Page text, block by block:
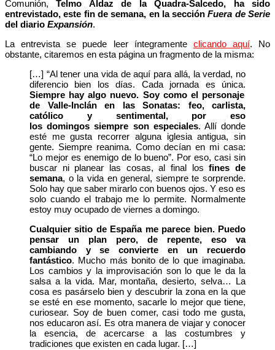
Comunión,Telmo Aldaz de la Quadra-Salcedo, ha sido
entrevistado, este fin de semana, en la secciónFuera de Serie
del diario Expansión.
La entrevista se puede leer íntegramente clicando aquí. No
obstante, citaremos en esta página un fragmento de la misma:
[…] “Al tener una vida de aquí para allá, la verdad, no
diferencio bien los días. Cada jornada es única.
Siempre hay algo nuevo. Soy como el personaje
de Valle-Inclán en las Sonatas: feo, carlista,
católico y sentimental, por eso
los domingos siempre son especiales. Allí donde
esté me gusta recorrer alguna iglesia antigua, sin
gente. Siempre reanima. Como decían en mi casa:
“Lo mejor es enemigo de lo bueno”. Por eso, casi sin
buscar ni planear las cosas, al final los fines de
semana, o la vida en general, siempre te sorprende.
Solo hay que saber mirarlo con buenos ojos. Y eso es
solo cuando el trabajo me lo permite. Normalmente
estoy muy ocupado de viernes a domingo.
Cualquier sitio de España me parece bien. Puedo
pensar un plan pero, de repente, eso va
cambiando y se convierte en un recuerdo
fantástico. Mucho más bonito de lo que imaginaba.
Los cambios y la improvisación son lo que le da la
salsa a la vida. Mar, montaña, desierto, selva… La
cosa es pasárselo bien y descubrir la zona en la que
se esté en ese momento, sacarle lo mejor que tiene,
curiosear. Soy de buen comer, casi todo me gusta,
nos educaron así. Es otra manera de viajar y conocer
la esencia, de acercarse a las costumbres y
tradiciones que existen en cada lugar. […]